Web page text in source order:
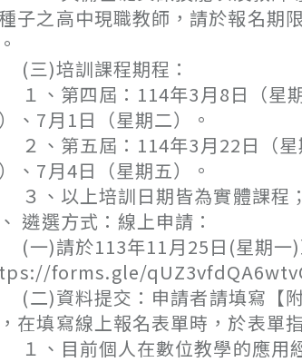
子之高中現職教師，請於報名期
)培訓課程期程：
第四屆：114年3月8日（星期
、7月1日（星期二）。
第五屆：114年3月22日（星期
、7月4日（星期五）。
以上培訓日期皆為實體課程；
遴選方式：線上申請：
)請於113年11月25日(星期一)至
forms.gle/
)資料提交：申請者請填寫【附
在填寫線上報名表單時，於表單
目前個人在數位教學的應用經